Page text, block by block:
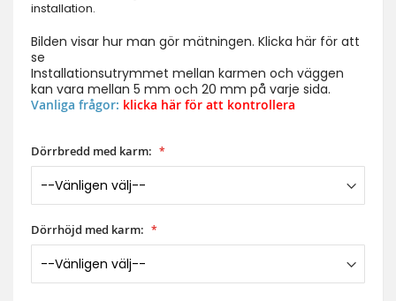
installation.
Bilden visar hur man gör mätningen. Klicka här för att
se
Installationsutrymmet mellan karmen och väggen
kan vara mellan 5 mm och 20 mm på varje sida.
Vanliga frågor: klicka här för att kontrollera
Dörrbredd med karm:
Dörrhöjd med karm: